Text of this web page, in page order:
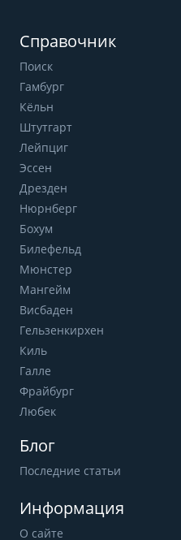
Справочник
Поиск
Гамбург
Кёльн
Штутгарт
Лейпциг
Эссен
Дрезден
Нюрнберг
Бохум
Билефельд
Мюнстер
Мангейм
Висбаден
Гельзенкирхен
Киль
Галле
Фрайбург
Любек
Блог
Последние статьи
Информация
О сайте